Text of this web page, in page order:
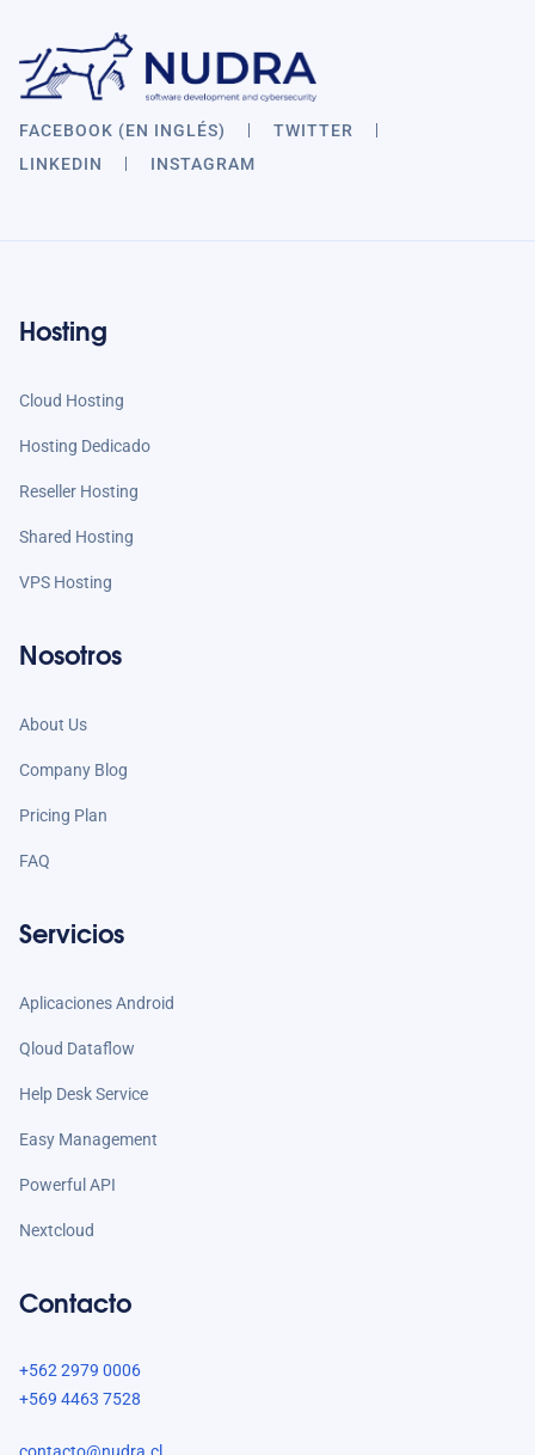
FACEBOOK (EN INGLÉS)
TWITTER
LINKEDIN
INSTAGRAM
Hosting
Cloud Hosting
Hosting Dedicado
Reseller Hosting
Shared Hosting
VPS Hosting
Nosotros
About Us
Company Blog
Pricing Plan
FAQ
Servicios
Aplicaciones Android
Qloud Dataflow
Help Desk Service
Easy Management
Powerful API
Nextcloud
Contacto
+562 2979 0006
+569 4463 7528